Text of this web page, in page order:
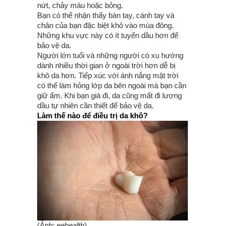
nứt, chảy máu hoặc bỏng.
Bạn có thể nhận thấy bàn tay, cánh tay và
chân của bạn đặc biệt khô vào mùa đông.
Những khu vực này có ít tuyến dầu hơn để
bảo vệ da.
Người lớn tuổi và những người có xu hướng
dành nhiều thời gian ở ngoài trời hơn dễ bị
khô da hơn. Tiếp xúc với ánh nắng mặt trời
có thể làm hỏng lớp da bên ngoài mà bạn cần
giữ ẩm. Khi bạn già đi, da cũng mất đi lượng
dầu tự nhiên cần thiết để bảo vệ da.
Làm thế nào để điều trị da khô?